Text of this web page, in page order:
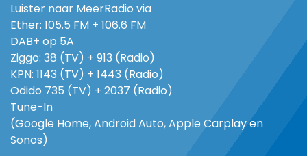
Luister naar MeerRadio via
Ether: 105.5 FM + 106.6 FM
DAB+ op 5A
Ziggo: 38 (TV) + 913 (Radio)
KPN: 1143 (TV) + 1443 (Radio)
Odido 735 (TV) + 2037 (Radio)
Tune-In
(Google Home, Android Auto, Apple Carplay en
Sonos)